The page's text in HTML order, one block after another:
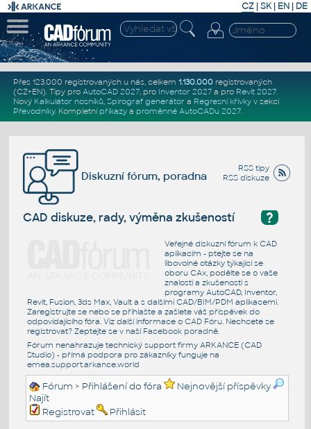
CZ | SK| EN | DE
Přes 123.000 registrovaných u nás, celkem 1.130.000registrovaných
(CZ+EN). Tipy pro AutoCAD 2027, pro Inventor 2027a pro Revit 2027.
Nový Kalkulátor nosníků, Spirograf generátor a Regresní křivkyv sekci
Převodníky. Kompletní příkazya proměnné AutoCADu 2027.
RSS tipy
RSS diskuze
Diskuzní fórum, poradna
?
CAD diskuze, rady, výměna zkušeností
Veřejné diskuzní fórum k CAD
aplikacím - ptejte se na
libovolné otázky týkající se
oboru CAx, podělte se o vaše
znalosti a zkušenosti s
programy AutoCAD, Inventor,
Revit, Fusion, 3ds Max, Vault a s dalšími CAD/BIM/PDM aplikacemi.
Zaregistrujte se nebo se přihlašte a zašlete váš příspěvek do
odpovídajícího fóra. Viz další informace o CAD Fóru. Nechcete se
registrovat? Zeptejte se v naší Facebook poradně.
Fórum nenahrazuje technický support firmy ARKANCE (CAD
Studio) - přímá podpora pro zákazníky funguje na
emea.support.arkance.world
Fórum > Přihlášení do fóra
Nejnovější příspěvky
Najít
Registrovat
Přihlásit